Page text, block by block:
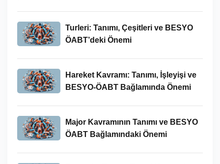
Turleri: Tanımı, Çeşitleri ve BESYO
ÖABT’deki Önemi
Hareket Kavramı: Tanımı, İşleyişi ve
BESYO-ÖABT Bağlamında Önemi
Major Kavramının Tanımı ve BESYO
ÖABT Bağlamındaki Önemi